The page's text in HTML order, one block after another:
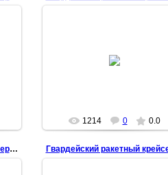
1214 0 0.0
Гвардейский ракетный крейсер "Москва"